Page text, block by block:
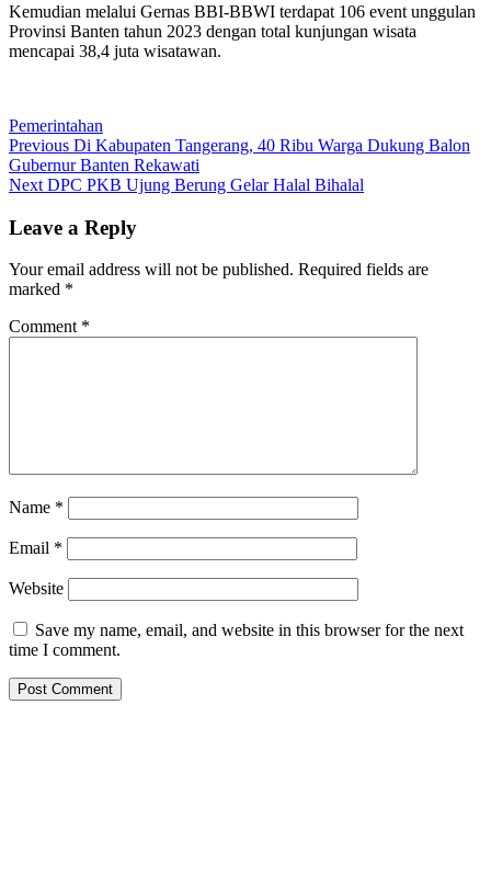
Kemudian melalui Gernas BBI-BBWI terdapat 106 event unggulan
Provinsi Banten tahun 2023 dengan total kunjungan wisata
mencapai 38,4 juta wisatawan.
Pemerintahan
Post
navigation
Previous Previous
post:
Di Kabupaten Tangerang, 40 Ribu Warga Dukung Balon
Gubernur Banten Rekawati
Next Next
DPC PKB Ujung Berung Gelar Halal Bihalal
Leave a Reply
Your email address will not be published. Required fields are
marked *
Comment *
Name *
Email *
Website
Save my name, email, and website in this browser for the next
time I comment.